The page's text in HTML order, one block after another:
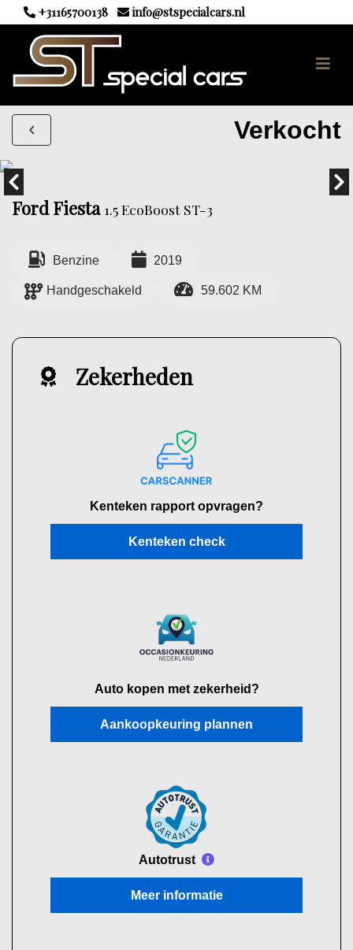
+31165700138 info@stspecialcars.nl
Verkocht
Ford Fiesta 1.5 EcoBoost ST-3
Benzine 2019
Handgeschakeld 59.602 KM
Zekerheden
Kenteken rapport opvragen?
Kenteken check
Auto kopen met zekerheid?
Aankoopkeuring plannen
Autotrust
Meer informatie